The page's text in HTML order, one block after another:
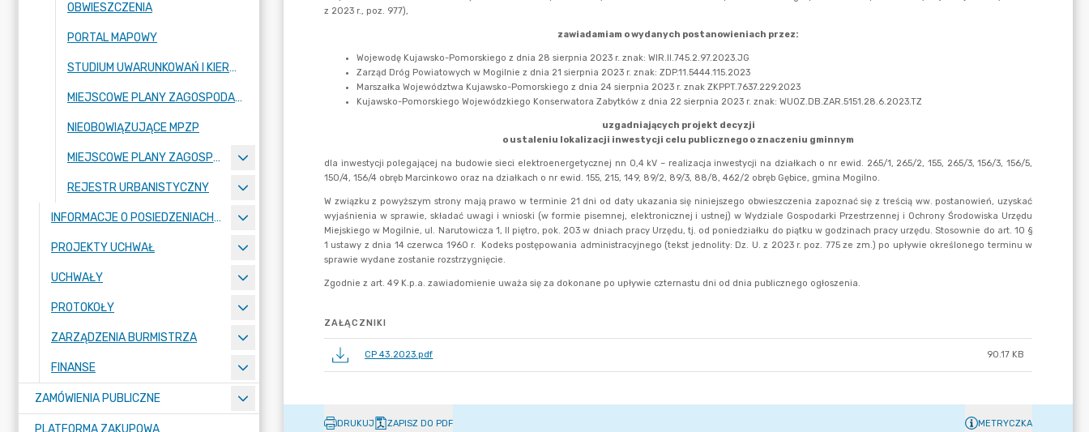
OBWIESZCZENIA
PORTAL MAPOWY
STUDIUM UWARUNKOWAŃ I KIERUNKÓW ZAGOSPODAROWANIA PRZESTRZENNEGO GMINY MOGILNO
MIEJSCOWE PLANY ZAGOSPODAROWANIA PRZESTRZENNEGO
NIEOBOWIĄZUJĄCE MPZP
MIEJSCOWE PLANY ZAGOSPODAROWANIA PRZESTRZENNEGO - W TRAKCIE SPORZĄDZANIA
REJESTR URBANISTYCZNY
INFORMACJE O POSIEDZENIACH KOMISJI
PROJEKTY UCHWAŁ
UCHWAŁY
PROTOKOŁY
ZARZĄDZENIA BURMISTRZA
FINANSE
ZAMÓWIENIA PUBLICZNE
PLATFORMA ZAKUPOWA
ZAŁĄCZNIKI
CP 43.2023.pdf 90.17 KB
DRUKUJ ZAPISZ DO PDF METRYCZKA